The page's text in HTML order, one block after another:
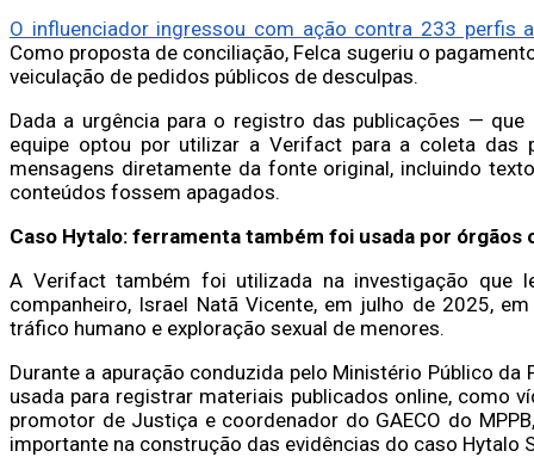
O influenciador ingressou com ação contra 233 perfis
Como proposta de conciliação, Felca sugeriu o
veiculação de pedidos públicos de desculpas.
Dada a urgência para o registro das publicações —
equipe optou por utilizar a Verifact para a coleta das
mensagens diretamente da fonte original, incluindo
conteúdos fossem apagados.
Caso Hytalo: ferramenta também foi usada por órgãos
A Verifact também foi utilizada na investigação que
companheiro, Israel Natã Vicente, em julho de 2025,
tráfico humano e exploração sexual de menores.
Durante a apuração conduzida pelo Ministério Público
usada para registrar materiais publicados online, como
promotor de Justiça e coordenador do GAECO do
importante na construção das evidências do caso Hytalo